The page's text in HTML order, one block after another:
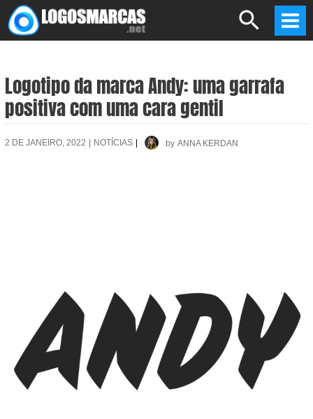
Skip
to
Search
Logotipo da marca Andy: uma garrafa
positiva com uma cara gentil
2 DE JANEIRO, 2022 NOTÍCIAS by ANNA KERDAN